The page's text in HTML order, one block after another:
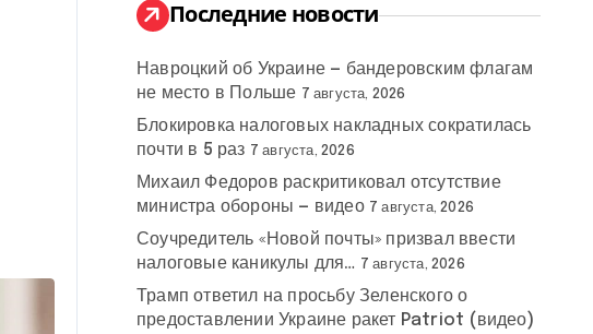
:
Последние новости
Навроцкий об Украине — бандеровским флагам
не место в Польше 7 августа, 2026
Блокировка налоговых накладных сократилась
почти в 5 раз 7 августа, 2026
Михаил Федоров раскритиковал отсутствие
министра обороны — видео 7 августа, 2026
Соучредитель «Новой почты» призвал ввести
налоговые каникулы для… 7 августа, 2026
Трамп ответил на просьбу Зеленского о
предоставлении Украине ракет Patriot (видео)